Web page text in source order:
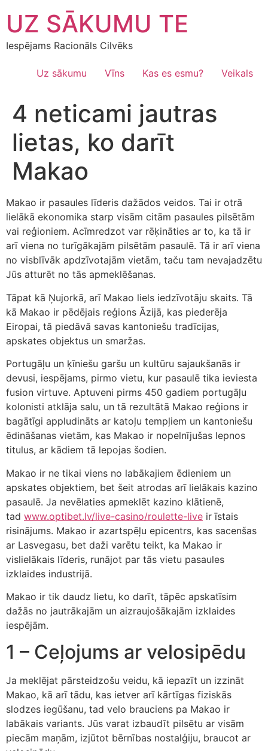
content
UZ SĀKUMU TE
Iespējams Racionāls Cilvēks
Uz sākumu Vīns Kas es esmu? Veikals
4 neticami jautras
lietas, ko darīt
Makao
Makao ir pasaules līderis dažādos veidos. Tai ir otrā
lielākā ekonomika starp visām citām pasaules pilsētām
vai reģioniem. Acīmredzot var rēķināties ar to, ka tā ir
arī viena no turīgākajām pilsētām pasaulē. Tā ir arī viena
no visblīvāk apdzīvotajām vietām, taču tam nevajadzētu
Jūs atturēt no tās apmeklēšanas.
Tāpat kā Ņujorkā, arī Makao liels iedzīvotāju skaits. Tā
kā Makao ir pēdējais reģions Āzijā, kas piederēja
Eiropai, tā piedāvā savas kantoniešu tradīcijas,
apskates objektus un smaržas.
Portugāļu un ķīniešu garšu un kultūru sajaukšanās ir
devusi, iespējams, pirmo vietu, kur pasaulē tika ieviesta
fusion virtuve. Aptuveni pirms 450 gadiem portugāļu
kolonisti atklāja salu, un tā rezultātā Makao reģions ir
bagātīgi appludināts ar katoļu tempļiem un kantoniešu
ēdināšanas vietām, kas Makao ir nopelnījušas lepnos
titulus, ar kādiem tā lepojas šodien.
Makao ir ne tikai viens no labākajiem ēdieniem un
apskates objektiem, bet šeit atrodas arī lielākais kazino
pasaulē. Ja nevēlaties apmeklēt kazino klātienē,
tad www.optibet.lv/live-casino/roulette-live ir īstais
risinājums. Makao ir azartspēļu epicentrs, kas sacenšas
ar Lasvegasu, bet daži varētu teikt, ka Makao ir
vislielākais līderis, runājot par tās vietu pasaules
izklaides industrijā.
Makao ir tik daudz lietu, ko darīt, tāpēc apskatīsim
dažās no jautrākajām un aizraujošākajām izklaides
iespējām.
1 – Ceļojums ar velosipēdu
Ja meklējat pārsteidzošu veidu, kā iepazīt un izzināt
Makao, kā arī tādu, kas ietver arī kārtīgas fiziskās
slodzes iegūšanu, tad velo brauciens pa Makao ir
labākais variants. Jūs varat izbaudīt pilsētu ar visām
piecām maņām, izjūtot bērnības nostalģiju, braucot ar